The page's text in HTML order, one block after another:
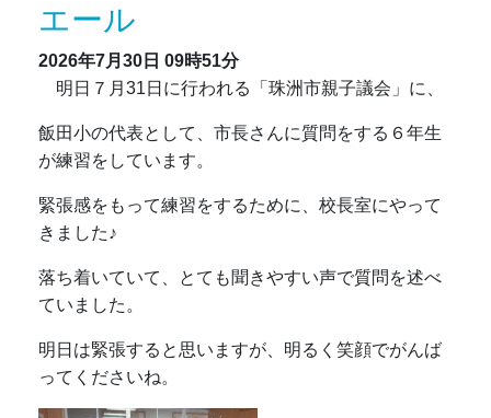
エール
2026年7月30日 09時51分
明日７月31日に行われる「珠洲市親子議会」に、
飯田小の代表として、市長さんに質問をする６年生
が練習をしています。
緊張感をもって練習をするために、校長室にやって
きました♪
落ち着いていて、とても聞きやすい声で質問を述べ
ていました。
明日は緊張すると思いますが、明るく笑顔でがんば
ってくださいね。